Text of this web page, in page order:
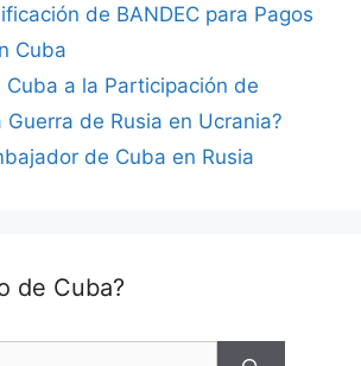
de BANDEC para Pagos
Cuba
Cuba a la Participación de
Guerra de Rusia en Ucrania?
de Cuba en Rusia
de Cuba?